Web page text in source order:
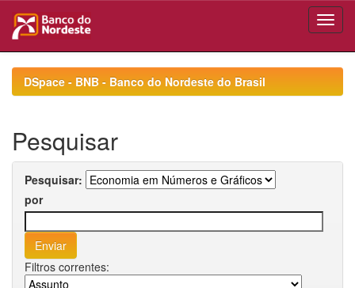
navigationDSpace - BNB - Banco do Nordeste do Brasil
Pesquisar
Pesquisar:
por
Filtros correntes: